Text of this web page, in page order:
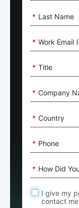
* Last Name
* Work Email
* Title
* Company
* Country
* Phone
* How Did
I give my
contact